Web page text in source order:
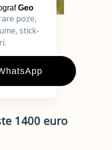
Geo
poze,
stick-
1400 euro